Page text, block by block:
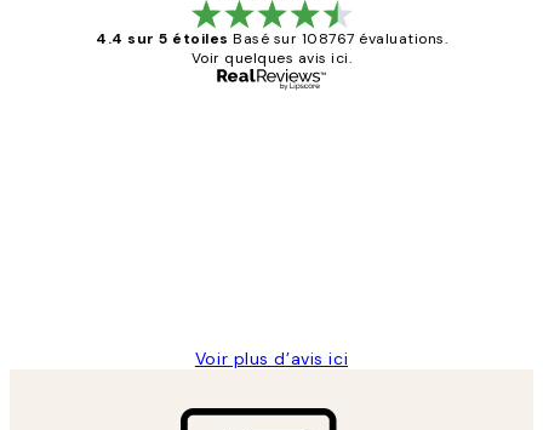
4.4 sur 5 étoiles Basé sur 108767 évaluations.
Voir quelques avis ici.
Voir plus d’avis ici